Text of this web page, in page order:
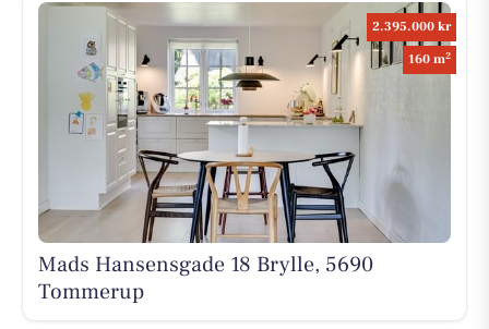
2.395.000 kr
160 m2
Mads Hansensgade 18 Brylle, 5690
Tommerup